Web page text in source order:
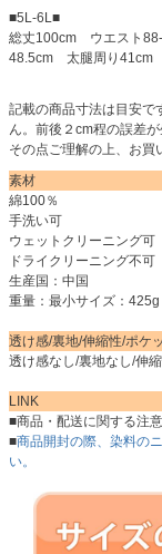
■5L-6L■
総丈100cm ウエスト
48.5cm 太腿周り
記載の商品寸法は目安で
ん。前後２cm程の誤差
その点ご理解の上、お買
素材
綿100％
手洗い可
ウェットクリーニング可
ドライクリーニング不可
生産国：中国
重量：最小サイズ：425g
透け感/裏地/伸縮性/ポケ
透け感なし/裏地なし/伸
LINK
■商品・配送に関する注
■商品開封の際、染料の
い。